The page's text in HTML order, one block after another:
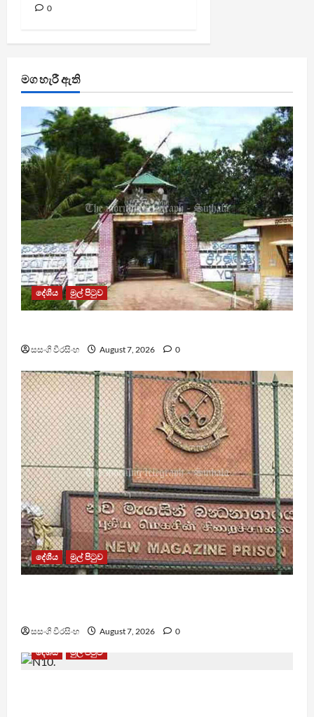
0
මග හැරී ඇති
දේශීය මුල් පිටුව
සසංගි වීරසිංහ August 7, 2026 0
දේශීය මුල් පිටුව
සසංගි වීරසිංහ August 7, 2026
0
දේශීය
මුල් පිටුව